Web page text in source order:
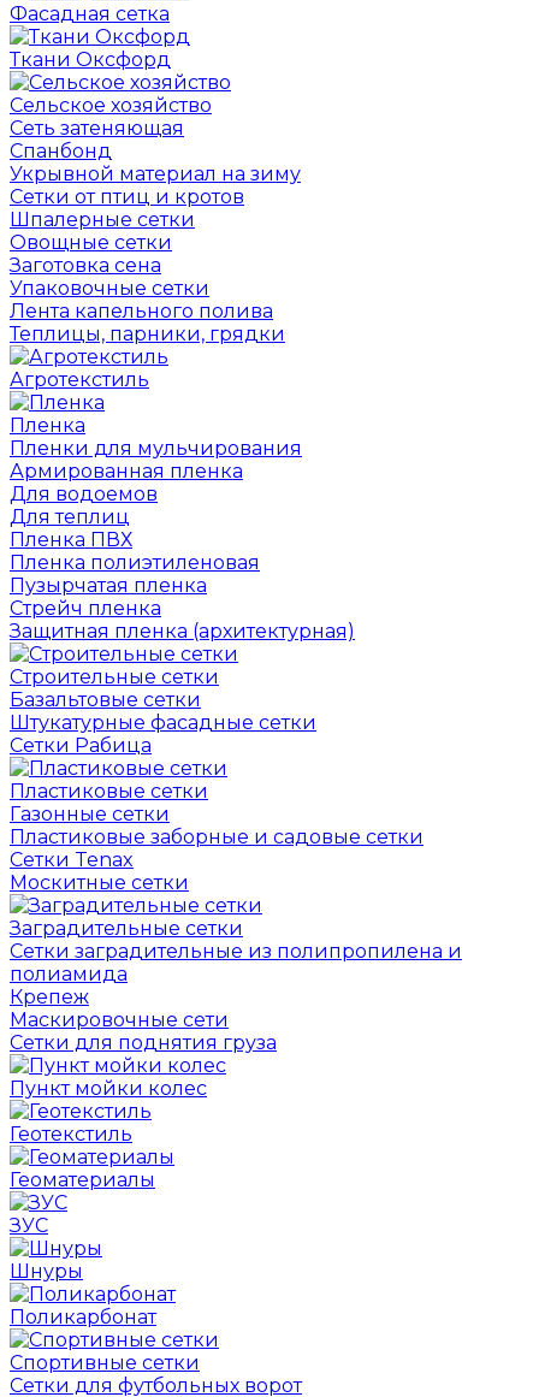
Фасадная сетка
Ткани Оксфорд
Сельское хозяйство
Сеть затеняющая
Спанбонд
Укрывной материал на зиму
Сетки от птиц и кротов
Шпалерные сетки
Овощные сетки
Заготовка сена
Упаковочные сетки
Лента капельного полива
Теплицы, парники, грядки
Агротекстиль
Пленка
Пленки для мульчирования
Армированная пленка
Для водоемов
Для теплиц
Пленка ПВХ
Пленка полиэтиленовая
Пузырчатая пленка
Cтрейч пленка
Защитная пленка (архитектурная)
Строительные сетки
Базальтовые сетки
Штукатурные фасадные сетки
Сетки Рабица
Пластиковые сетки
Газонные сетки
Пластиковые заборные и садовые сетки
Сетки Tenax
Москитные сетки
Заградительные сетки
Сетки заградительные из полипропилена и
полиамида
Крепеж
Маскировочные сети
Сетки для поднятия груза
Пункт мойки колес
Геотекстиль
Геоматериалы
ЗУС
Шнуры
Поликарбонат
Спортивные сетки
Сетки для футбольных ворот